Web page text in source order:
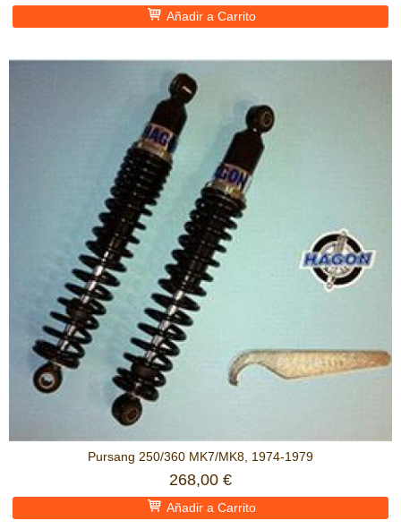
Añadir a Carrito
Pursang 250/360 MK7/MK8, 1974-1979
268,00 €
Añadir a Carrito